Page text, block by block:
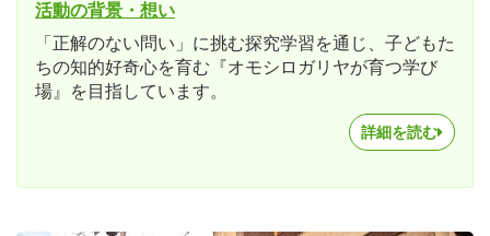
活動の背景・想い
「正解のない問い」に挑む探究学習を通じ、子どもた
ちの知的好奇心を育む『オモシロガリヤが育つ学び
場』を目指しています。
詳細を読む